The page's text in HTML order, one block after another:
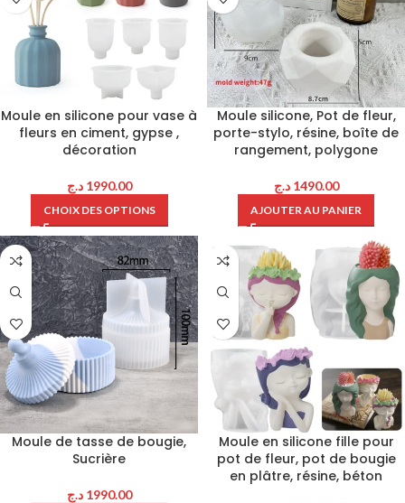
Moule en silicone pour vase à
fleurs en ciment, gypse ,
décoration
1990.00 د.ج
CHOIX DES OPTIONS
Moule silicone, Pot de fleur,
porte-stylo, résine, boîte de
rangement, polygone
1490.00 د.ج
AJOUTER AU PANIER
Moule de tasse de bougie,
Sucrière
1990.00 د.ج
Moule en silicone fille pour
pot de fleur, pot de bougie
en plâtre, résine, béton